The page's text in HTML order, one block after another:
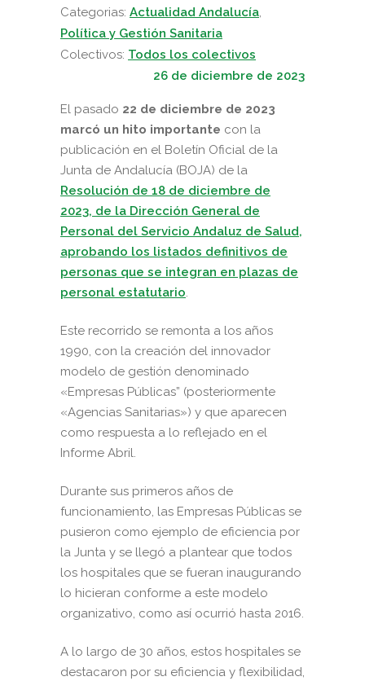
Categorias: Actualidad Andalucía,
Política y Gestión Sanitaria
Colectivos: Todos los colectivos
26 de diciembre de 2023
El pasado 22 de diciembre de 2023
marcó un hito importante con la
publicación en el Boletín Oficial de la
Junta de Andalucía (BOJA) de la
Resolución de 18 de diciembre de
2023, de la Dirección General de
Personal del Servicio Andaluz de Salud,
aprobando los listados definitivos de
personas que se integran en plazas de
personal estatutario.
Este recorrido se remonta a los años
1990, con la creación del innovador
modelo de gestión denominado
«Empresas Públicas” (posteriormente
«Agencias Sanitarias») y que aparecen
como respuesta a lo reflejado en el
Informe Abril.
Durante sus primeros años de
funcionamiento, las Empresas Públicas se
pusieron como ejemplo de eficiencia por
la Junta y se llegó a plantear que todos
los hospitales que se fueran inaugurando
lo hicieran conforme a este modelo
organizativo, como así ocurrió hasta 2016.
A lo largo de 30 años, estos hospitales se
destacaron por su eficiencia y flexibilidad,